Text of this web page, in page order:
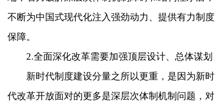
不断为中国式现代化注入强劲动力、提供有力制度
保障。
2.全面深化改革需要加强顶层设计、总体谋划
新时代制度建设分量之所以更重，是因为新时
代改革开放面对的更多是深层次体制机制问题，对